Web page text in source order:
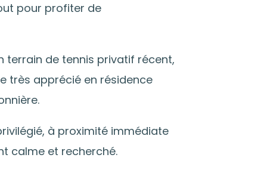
pour profiter de
terrain de tennis privatif récent,
très apprécié en résidence
à proximité immédiate
calme et recherché.